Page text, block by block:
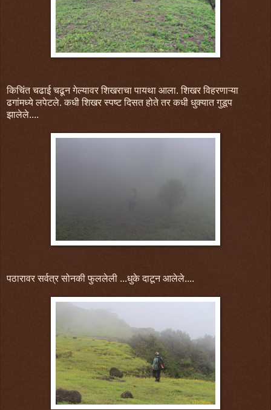
किचिंत चढाई चढून गेल्यावर शिखराचा पायथा आला. शिखर विहरणाऱ्या
ढगांमध्ये लपेटले. कधी शिखर स्पष्ट दिसत होते तर कधी धुक्यात गुडूप
झालेले....
पठारावर सर्वत्र सोनकी फुललेली ...धुके दाटून आलेले....